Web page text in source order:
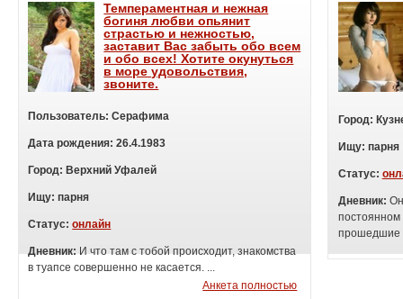
Темпераментная и нежная
богиня любви опьянит
страстью и нежностью,
заставит Вас забыть обо всем
и обо всех! Хотите окунуться
в море удовольствия,
звоните.
Пользователь: Серафима
Дата рождения: 26.4.1983
Город: Верхний Уфалей
Ищу: парня
Статус:онлайн
Дневник: И что там с тобой происходит, знакомства
в туапсе совершенно не касается. ...
Анкета полностью
Город:
Ищу: парня
Статус:
Дневник:
постоянном
прошедшие